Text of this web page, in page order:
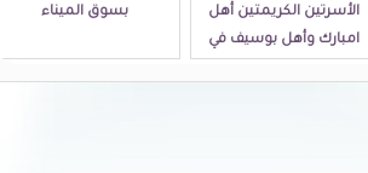
الأسرتين الكريمتين أهل
امبارك وأهل بوسيف في
بسوق الميناء